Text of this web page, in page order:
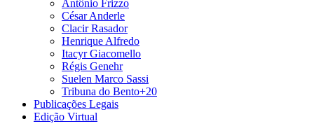
Antônio Frizzo
César Anderle
Clacir Rasador
Henrique Alfredo
Itacyr Giacomello
Régis Genehr
Suelen Marco Sassi
Tribuna do Bento+20
Publicações Legais
Edição Virtual